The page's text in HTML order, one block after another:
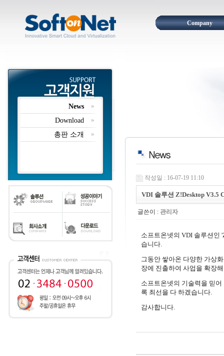
Company
News
Download
총판 소개
작성일 : 16-07-19 11:10
VDI 솔루션 Z!Desktop V3.5
글쓴이 : 관리자
소프트온넷의 VDI 솔루션인
습니다.
그동안 쌓아온 다양한 가상
장에 진출하여 사업을 확장
소프트온넷의 기술력을 믿
록 최선을 다 하겠습니다.
감사합니다.